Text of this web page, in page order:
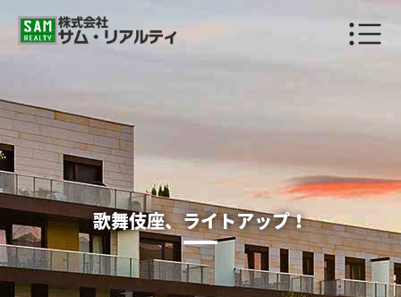
歌舞伎座、ライトアップ！